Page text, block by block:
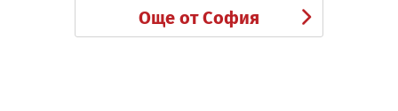
Още от София